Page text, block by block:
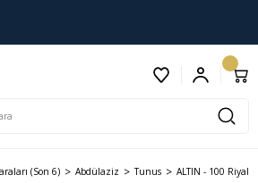
(Son 6) Abdülaziz Tunus ALTIN - 100 Riyal